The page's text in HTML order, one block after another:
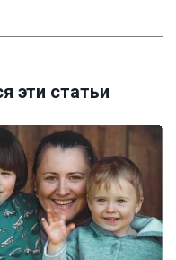
эти статьи